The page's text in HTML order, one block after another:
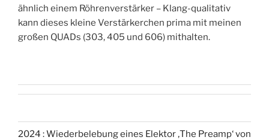
ähnlich einem Röhrenverstärker – Klang-qualitativ
kann dieses kleine Verstärkerchen prima mit meinen
großen QUADs (303, 405 und 606) mithalten.
2024 : Wiederbelebung eines Elektor ‚The Preamp‘ von